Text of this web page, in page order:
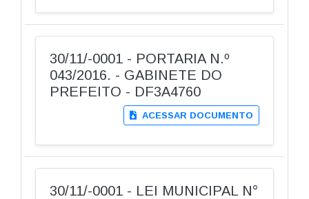
30/11/-0001 - PORTARIA N.º
043/2016. - GABINETE DO
PREFEITO - DF3A4760
ACESSAR DOCUMENTO
30/11/-0001 - LEI MUNICIPAL N°